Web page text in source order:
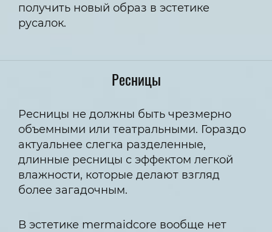
получить новый образ в эстетике
русалок.
Ресницы
Ресницы не должны быть чрезмерно
объемными или театральными. Гораздо
актуальнее слегка разделенные,
длинные ресницы с эффектом легкой
влажности, которые делают взгляд
более загадочным.
В эстетике mermaidcore вообще нет